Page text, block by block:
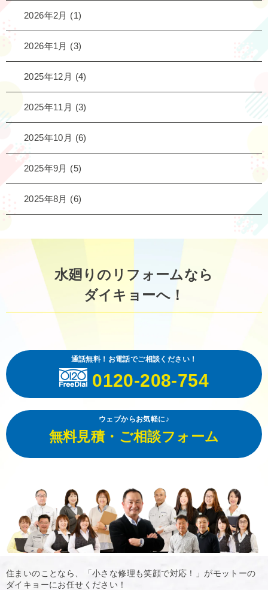
2026年2月 (1)
2026年1月 (3)
2025年12月 (4)
2025年11月 (3)
2025年10月 (6)
2025年9月 (5)
2025年8月 (6)
水廻りのリフォームなら
ダイキョーへ！
通話無料！お電話でご相談ください！
0120-208-754
ウェブからお気軽に♪
無料見積・ご相談フォーム
住まいのことなら、「小さな修理も笑顔で対応！」がモットーの
ダイキョーにお任せください！